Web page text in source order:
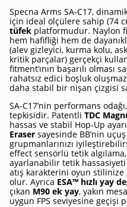
Specna Arms SA-C17,
için ideal ölçülere sahip (74
tüfek platformudur. Naylon
hem hafifliği hem de
(alev gizleyici, kurma kolu,
kritik parçalar) gerçekçi
fitment’ının başarılı olması
rahatsız edici boşluk
daha stabil bir nişan çizgisi
SA-C17’nin performans
tepkisidir. Patentli TDC
hassas ve stabil Hop-Up
Eraser sayesinde BB’nin
grupmanlarınızı
effect sensörlü tetik
ayarlanabilir tetik
atış karakterini oyun stilinize
olur. Ayrıca ESA™ hızlı yay
çıkan M90 ek yay, yakın
uygun FPS seviyesine geçişi